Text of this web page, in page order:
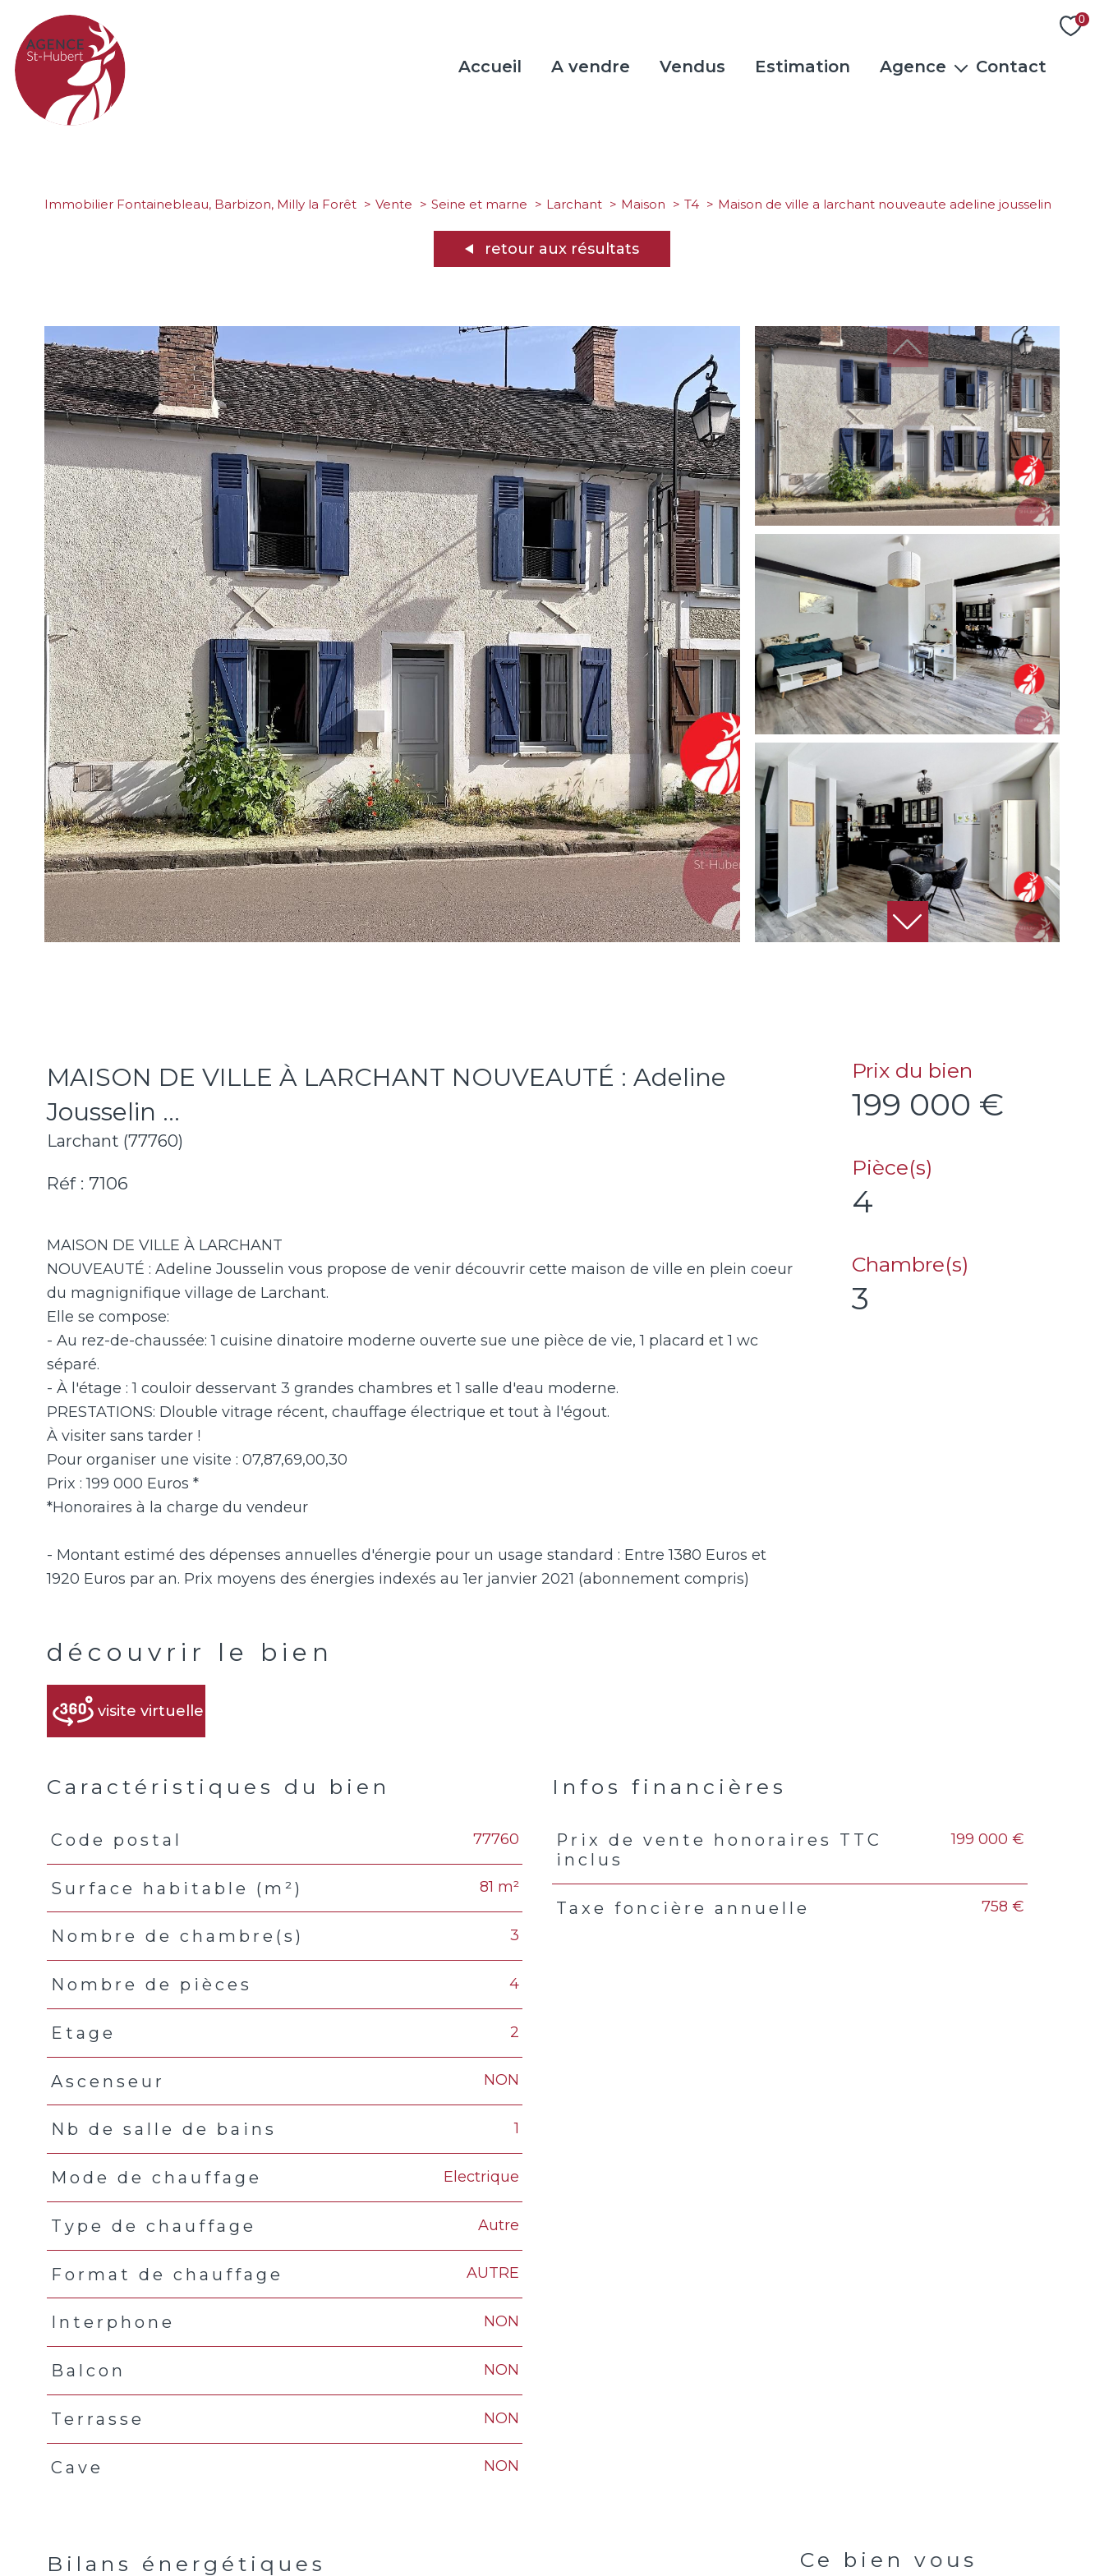
0
Accueil A vendre Vendus Estimation Agence Contact
Immobilier Fontainebleau, Barbizon, Milly la Forêt Vente Seine et marne Larchant Maison T4 maison de ville a larchant nouveaute adeline jousselin
retour aux résultats
MAISON DE VILLE À LARCHANT NOUVEAUTÉ : Adeline
Jousselin ...
Larchant (77760)
Réf : 7106
MAISON DE VILLE À LARCHANT
NOUVEAUTÉ : Adeline Jousselin vous propose de venir découvrir cette maison de ville en plein coeur
du magnignifique village de Larchant.
Elle se compose:
- Au rez-de-chaussée: 1 cuisine dinatoire moderne ouverte sue une pièce de vie, 1 placard et 1 wc
séparé.
- À l'étage : 1 couloir desservant 3 grandes chambres et 1 salle d'eau moderne.
PRESTATIONS: Dlouble vitrage récent, chauffage électrique et tout à l'égout.
À visiter sans tarder !
Pour organiser une visite : 07,87,69,00,30
Prix : 199 000 Euros *
*Honoraires à la charge du vendeur
- Montant estimé des dépenses annuelles d'énergie pour un usage standard : Entre 1380 Euros et
découvrir le bien
visite virtuelle
Prix du bien
199 000 €
Pièce(s)
4
Chambre(s)
3
Caractéristiques du bien
Caractéristiques
Code postal 77760
Surface habitable (m²) 81 m²
Nombre de chambre(s) 3
Nombre de pièces 4
Etage 2
Ascenseur NON
Nb de salle de bains 1
Mode de chauffage Electrique
Type de chauffage Autre
Format de chauffage AUTRE
Interphone NON
Balcon NON
Terrasse NON
Cave NON
Infos financières
Caractéristiques Valeurs
Prix de vente honoraires TTC
inclus
199 000 €
Taxe foncière annuelle 758 €
Bilans énergétiques Ce bien vous